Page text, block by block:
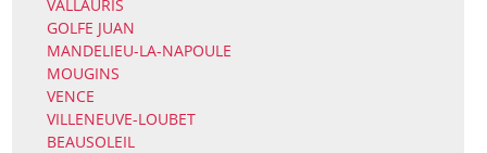
VALLAURIS
GOLFE JUAN
MANDELIEU-LA-NAPOULE
MOUGINS
VENCE
VILLENEUVE-LOUBET
BEAUSOLEIL